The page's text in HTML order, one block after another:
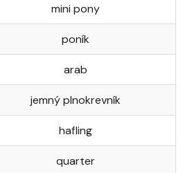
mini pony
poník
arab
jemný plnokrevník
hafling
quarter